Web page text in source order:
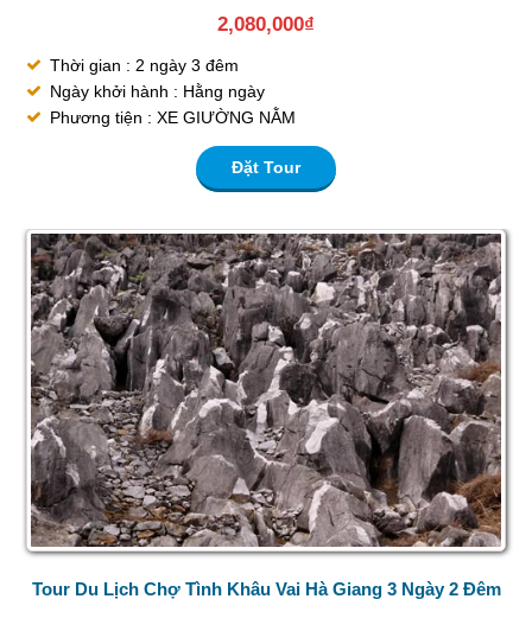
2,080,000₫
Thời gian : 2 ngày 3 đêm
Ngày khởi hành : Hằng ngày
Phương tiện : XE GIƯỜNG NẰM
Đặt Tour
Tour Du Lịch Chợ Tình Khâu Vai Hà Giang 3 Ngày 2 Đêm